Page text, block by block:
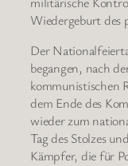
Wiedergeburt des
Der
begangen, nach
kommunistischen
dem Ende des
wieder zum
Tag des Stolzes
Kämpfer, die für